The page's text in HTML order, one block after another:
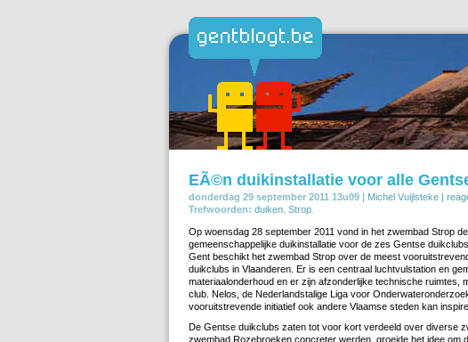
EÃ©n duikinstallatie voor alle
donderdag 29 september 2011 13u09 | Michel Vuijlsteke |
Trefwoorden: duiken Strop
Op woensdag 28 september 2011 vond in het zwembad Strop
gemeenschappelijke duikinstallatie voor de zes Gentse
Gent beschikt het zwembad Strop over de meest
duikclubs in Vlaanderen. Er is een centraal luchtvulstation en
materiaalonderhoud en er zijn afzonderlijke technische ruimtes,
club. Nelos, de Nederlandstalige Liga voor
vooruitstrevende initiatief ook andere Vlaamse steden kan
De Gentse duikclubs zaten tot voor kort verdeeld over diverse
zwembad Rozebroeken concreter werden, groeide het idee om